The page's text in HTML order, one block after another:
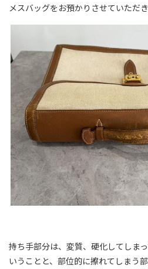
メスバッグをお預かりさせていただき
持ち手部分は、変質、硬化してしま
いうことと、部位的に擦れてしまう